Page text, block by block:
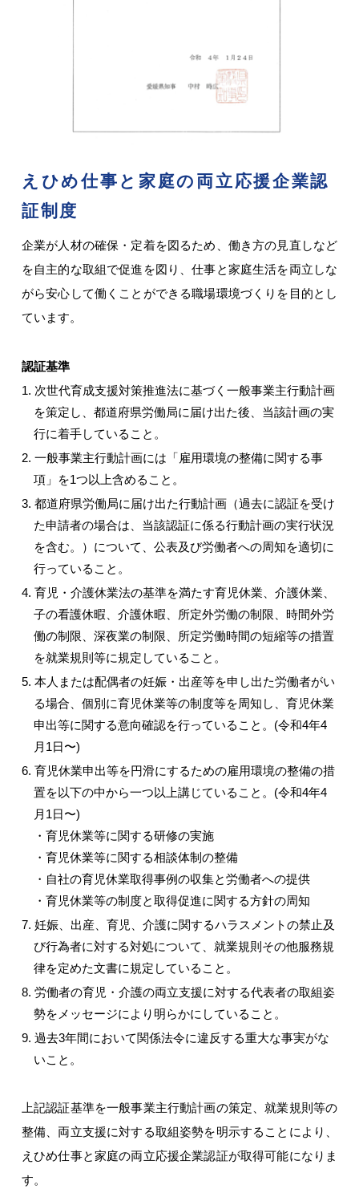
えひめ仕事と家庭の両立応援企業認
証制度
企業が人材の確保・定着を図るため、働き方の見直しなど
を自主的な取組で促進を図り、仕事と家庭生活を両立しな
がら安心して働くことができる職場環境づくりを目的とし
ています。
認証基準
1. 次世代育成支援対策推進法に基づく一般事業主行動計画
を策定し、都道府県労働局に届け出た後、当該計画の実
行に着手していること。
2. 一般事業主行動計画には「雇用環境の整備に関する事
項」を1つ以上含めること。
3. 都道府県労働局に届け出た行動計画（過去に認証を受け
た申請者の場合は、当該認証に係る行動計画の実行状況
を含む。）について、公表及び労働者への周知を適切に
行っていること。
4. 育児・介護休業法の基準を満たす育児休業、介護休業、
子の看護休暇、介護休暇、所定外労働の制限、時間外労
働の制限、深夜業の制限、所定労働時間の短縮等の措置
を就業規則等に規定していること。
5. 本人または配偶者の妊娠・出産等を申し出た労働者がい
る場合、個別に育児休業等の制度等を周知し、育児休業
申出等に関する意向確認を行っていること。(令和4年4
月1日〜)
6. 育児休業申出等を円滑にするための雇用環境の整備の措
置を以下の中から一つ以上講じていること。(令和4年4
月1日〜)
・育児休業等に関する研修の実施
・育児休業等に関する相談体制の整備
・自社の育児休業取得事例の収集と労働者への提供
・育児休業等の制度と取得促進に関する方針の周知
7. 妊娠、出産、育児、介護に関するハラスメントの禁止及
び行為者に対する対処について、就業規則その他服務規
律を定めた文書に規定していること。
8. 労働者の育児・介護の両立支援に対する代表者の取組姿
勢をメッセージにより明らかにしていること。
9. 過去3年間において関係法令に違反する重大な事実がな
いこと。
上記認証基準を一般事業主行動計画の策定、就業規則等の
整備、両立支援に対する取組姿勢を明示することにより、
えひめ仕事と家庭の両立応援企業認証が取得可能になりま
す。